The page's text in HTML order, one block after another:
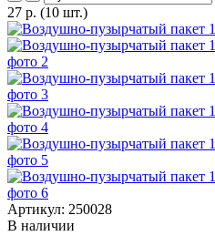
27 р. (10 шт.)
Артикул: 250028
В наличии